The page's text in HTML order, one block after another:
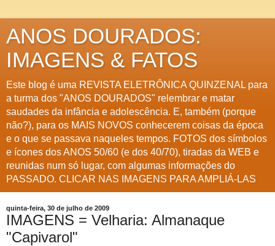
ANOS DOURADOS:
IMAGENS & FATOS
Este blog é uma REVISTA ELETRÔNICA QUINZENAL para
a turma dos "ANOS DOURADOS" relembrar e matar
saudades da infância e adolescência. E, também (porque
não?), para os MAIS NOVOS conhecerem coisas da época
e o que se passava naqueles tempos. FOTOS dos símbolos
e ícones dos ANOS 50/60 (e dos 40/70), tiradas da WEB e
reunidas num só lugar, com algumas informações do
PASSADO. CLICAR NAS IMAGENS PARA AMPLIÁ-LAS
quinta-feira, 30 de julho de 2009
IMAGENS = Velharia: Almanaque
"Capivarol"